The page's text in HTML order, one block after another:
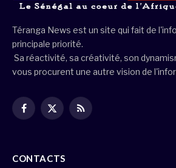
Téranga News est un site qui fait de
principale priorité.
Sa réactivité, sa créativité, son
vous procurent une autre vision de
Facebook
X
RSS
CONTACTS